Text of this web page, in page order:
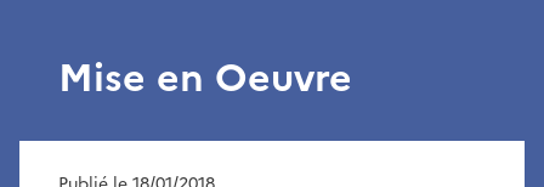
Mise en Oeuvre